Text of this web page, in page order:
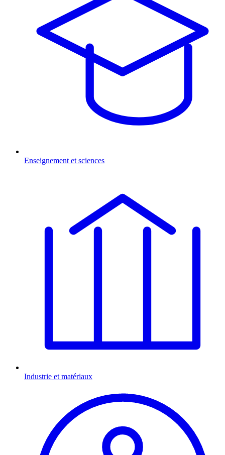
Enseignement et sciences
Industrie et matériaux